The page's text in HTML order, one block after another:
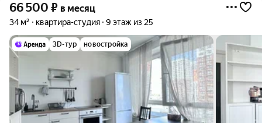
66 500 ₽ в месяц
34 м² квартира-студия 9 этаж из 25
3D-тур новостройка